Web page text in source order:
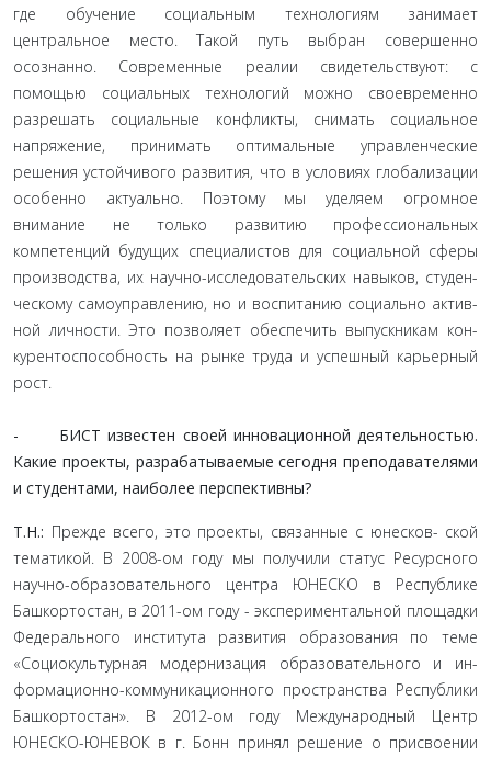
где обучение социальным технологиям занимает
центральное место. Такой путь выбран совершенно
осознанно. Современ­ные реалии свидетельствуют: с
помощью социальных техноло­гий можно своевременно
разрешать социальные конфликты, снимать социальное
напряжение, принимать оптимальные управленческие
решения устойчивого развития, что в усло­виях глобализации
особенно актуально. Поэтому мы уделяем огромное
внимание не только развитию профессиональных
компетенций будущих специалистов для социальной сферы
производства, их научно-исследовательских навыков, студен­
ческому самоуправлению, но и воспитанию социально актив­
ной личности. Это позволяет обеспечить выпускникам кон­
курентоспособность на рынке труда и успешный карьерный
рост.
- БИСТ известен своей инновационной деятельно­стью.
Какие проекты, разрабатываемые сегодня препода­вателями
и студентами, наиболее перспективны?
Т.Н.: Прежде всего, это проекты, связанные с юнесков- ской
тематикой. В 2008-ом году мы получили статус Ресурс­ного
научно-образовательного центра ЮНЕСКО в Республике
Башкортостан, в 2011-ом году - экспериментальной площад­ки
Федерального института развития образования по теме
«Социокультурная модернизация образовательного и ин­
формационно-коммуникационного пространства Республи­ки
Башкортостан». В 2012-ом году Международный Центр
ЮНЕСКО-ЮНЕВОК в г. Бонн принял решение о присвоении